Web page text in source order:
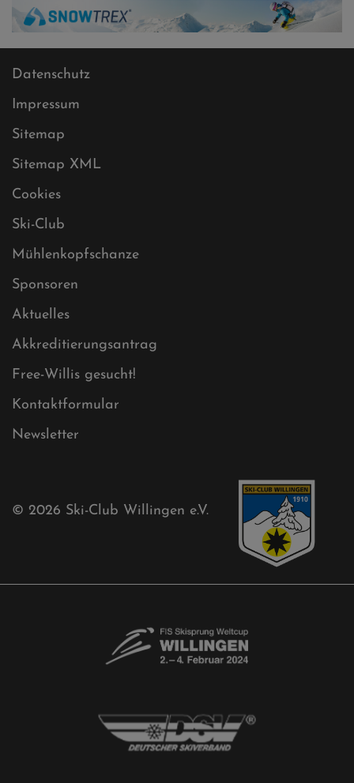
Datenschutz
Impressum
Sitemap
Sitemap XML
Cookies
Ski-Club
Mühlenkopfschanze
Sponsoren
Aktuelles
Akkreditierungsantrag
Free-Willis gesucht!
Kontaktformular